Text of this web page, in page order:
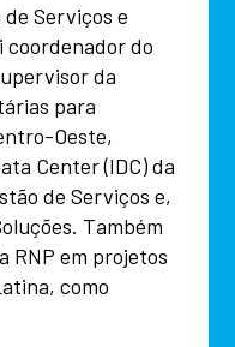
Serviços e
coordenador do
da
para
Oeste,
Center (IDC) da
de Serviços e,
Também
RNP em projetos
como